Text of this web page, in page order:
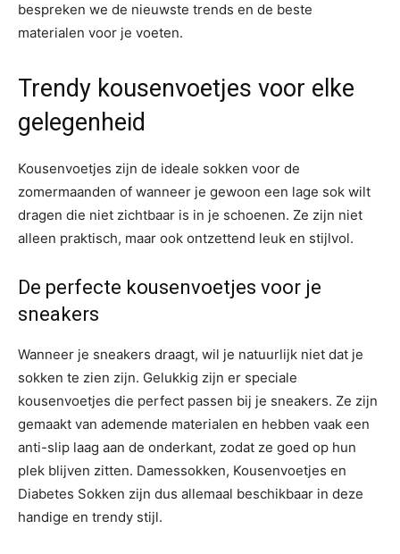
bespreken we de nieuwste trends en de beste
materialen voor je voeten.
Trendy kousenvoetjes voor elke
gelegenheid
Kousenvoetjes zijn de ideale sokken voor de
zomermaanden of wanneer je gewoon een lage sok wilt
dragen die niet zichtbaar is in je schoenen. Ze zijn niet
alleen praktisch, maar ook ontzettend leuk en stijlvol.
De perfecte kousenvoetjes voor je
sneakers
Wanneer je sneakers draagt, wil je natuurlijk niet dat je
sokken te zien zijn. Gelukkig zijn er speciale
kousenvoetjes die perfect passen bij je sneakers. Ze zijn
gemaakt van ademende materialen en hebben vaak een
anti-slip laag aan de onderkant, zodat ze goed op hun
plek blijven zitten. Damessokken, Kousenvoetjes en
Diabetes Sokken zijn dus allemaal beschikbaar in deze
handige en trendy stijl.